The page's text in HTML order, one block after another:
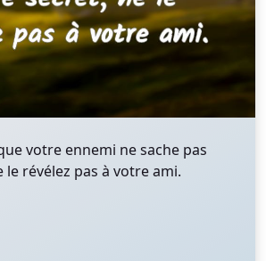
votre ennemi ne sache pas
révélez pas à votre ami.